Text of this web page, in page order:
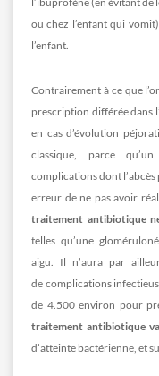
ou chez l’enfant qui
l’enfant.
Contrairement à ce que
prescription différée dans
en cas d’évolution
classique, parce
complications dont l’abcès
erreur de ne pas avoir
traitement antibiotique
telles qu’une
aigu. Il n’aura par
de complications
de 4.500 environ pour
traitement antibiotique
d’atteinte bactérienne, et